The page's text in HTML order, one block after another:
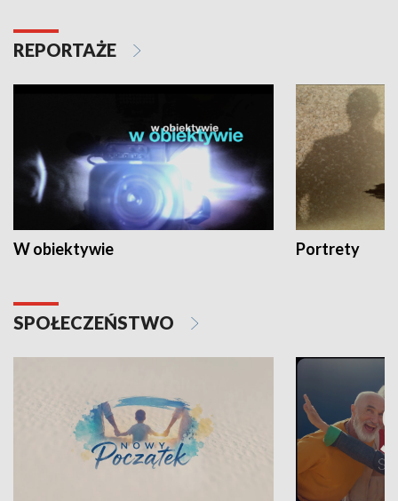
REPORTAŻE
W obiektywie Portrety
SPOŁECZEŃSTWO